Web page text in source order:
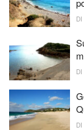
DI
DI
DI